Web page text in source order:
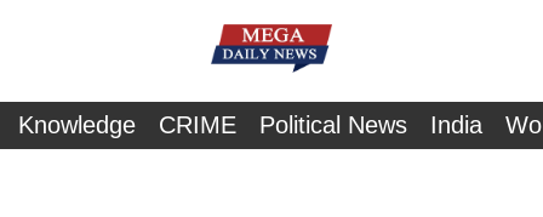
Knowledge CRIME Political News India